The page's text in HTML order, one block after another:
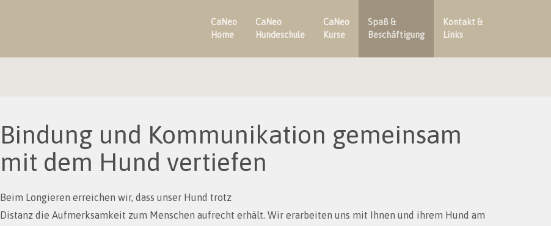
CaNeo
Home
CaNeo
Hundeschule
CaNeo
Kurse
Spaß &
Beschäftigung
Kontakt &
Links
Bindung und Kommunikation gemeinsam
mit dem Hund vertiefen
Beim Longieren erreichen wir, dass unser Hund trotz
Distanz die Aufmerksamkeit zum Menschen aufrecht erhält. Wir erarbeiten uns mit Ihnen und ihrem Hund am